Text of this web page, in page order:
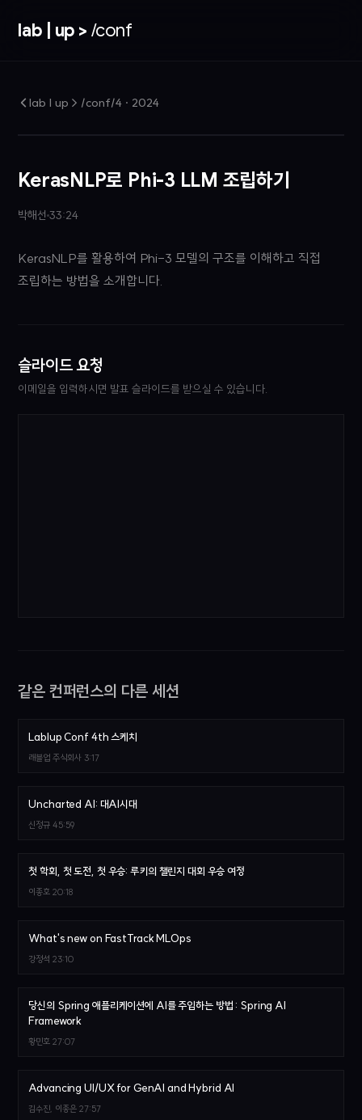
lab | up > /conf
lab | up > /conf/4 · 2024
KerasNLP로 Phi-3 LLM 조립하기
박해선33:24
KerasNLP를 활용하여 Phi-3 모델의 구조를 이해하고 직접
조립하는 방법을 소개합니다.
슬라이드 요청
이메일을 입력하시면 발표 슬라이드를 받으실 수 있습니다.
같은 컨퍼런스의 다른 세션
Lablup Conf 4th 스케치
래블업 주식회사 3:17
Uncharted AI: 대AI시대
신정규 45:59
첫 학회, 첫 도전, 첫 우승: 루키의 챌린지 대회 우승 여정
이종호 20:18
What's new on FastTrack MLOps
강정석 23:10
당신의 Spring 애플리케이션에 AI를 주입하는 방법 : Spring AI
Framework
황민호 27:07
Advancing UI/UX for GenAI and Hybrid AI
김수진, 이종은 27:57